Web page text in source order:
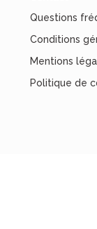
Questions
Conditions
Mentions
Politique de